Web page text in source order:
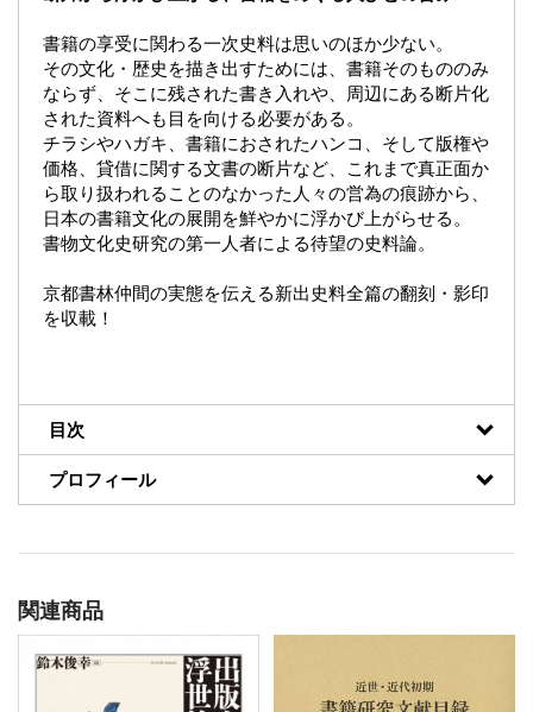
書籍の享受に関わる一次史料は思いのほか少ない。
その文化・歴史を描き出すためには、書籍そのもののみ
ならず、そこに残された書き入れや、周辺にある断片化
された資料へも目を向ける必要がある。
チラシやハガキ、書籍におされたハンコ、そして版権や
価格、貸借に関する文書の断片など、これまで真正面か
ら取り扱われることのなかった人々の営為の痕跡から、
日本の書籍文化の展開を鮮やかに浮かび上がらせる。
書物文化史研究の第一人者による待望の史料論。
京都書林仲間の実態を伝える新出史料全篇の翻刻・影印
を収載！
目次
プロフィール
関連商品